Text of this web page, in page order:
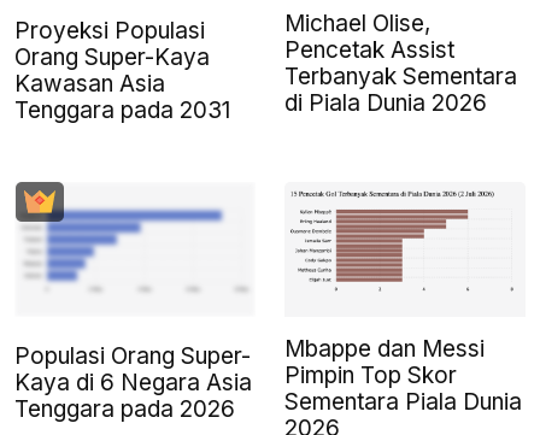
Proyeksi Populasi
Orang Super-Kaya
Kawasan Asia
Tenggara pada 2031
Michael Olise,
Pencetak Assist
Terbanyak Sementara
di Piala Dunia 2026
Populasi Orang Super-
Kaya di 6 Negara Asia
Tenggara pada 2026
Mbappe dan Messi
Pimpin Top Skor
Sementara Piala Dunia
2026